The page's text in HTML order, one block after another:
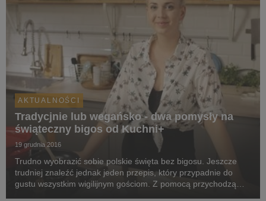
AKTUALNOŚCI
Tradycjnie lub wegańsko - dwa pomysły na
świąteczny bigos od Kuchni+
19 grudnia 2016
Trudno wyobrazić sobie polskie święta bez bigosu. Jeszcze
trudniej znaleźć jednak jeden przepis, który przypadnie do
gustu wszystkim wigilijnym gościom. Z pomocą przychodzą